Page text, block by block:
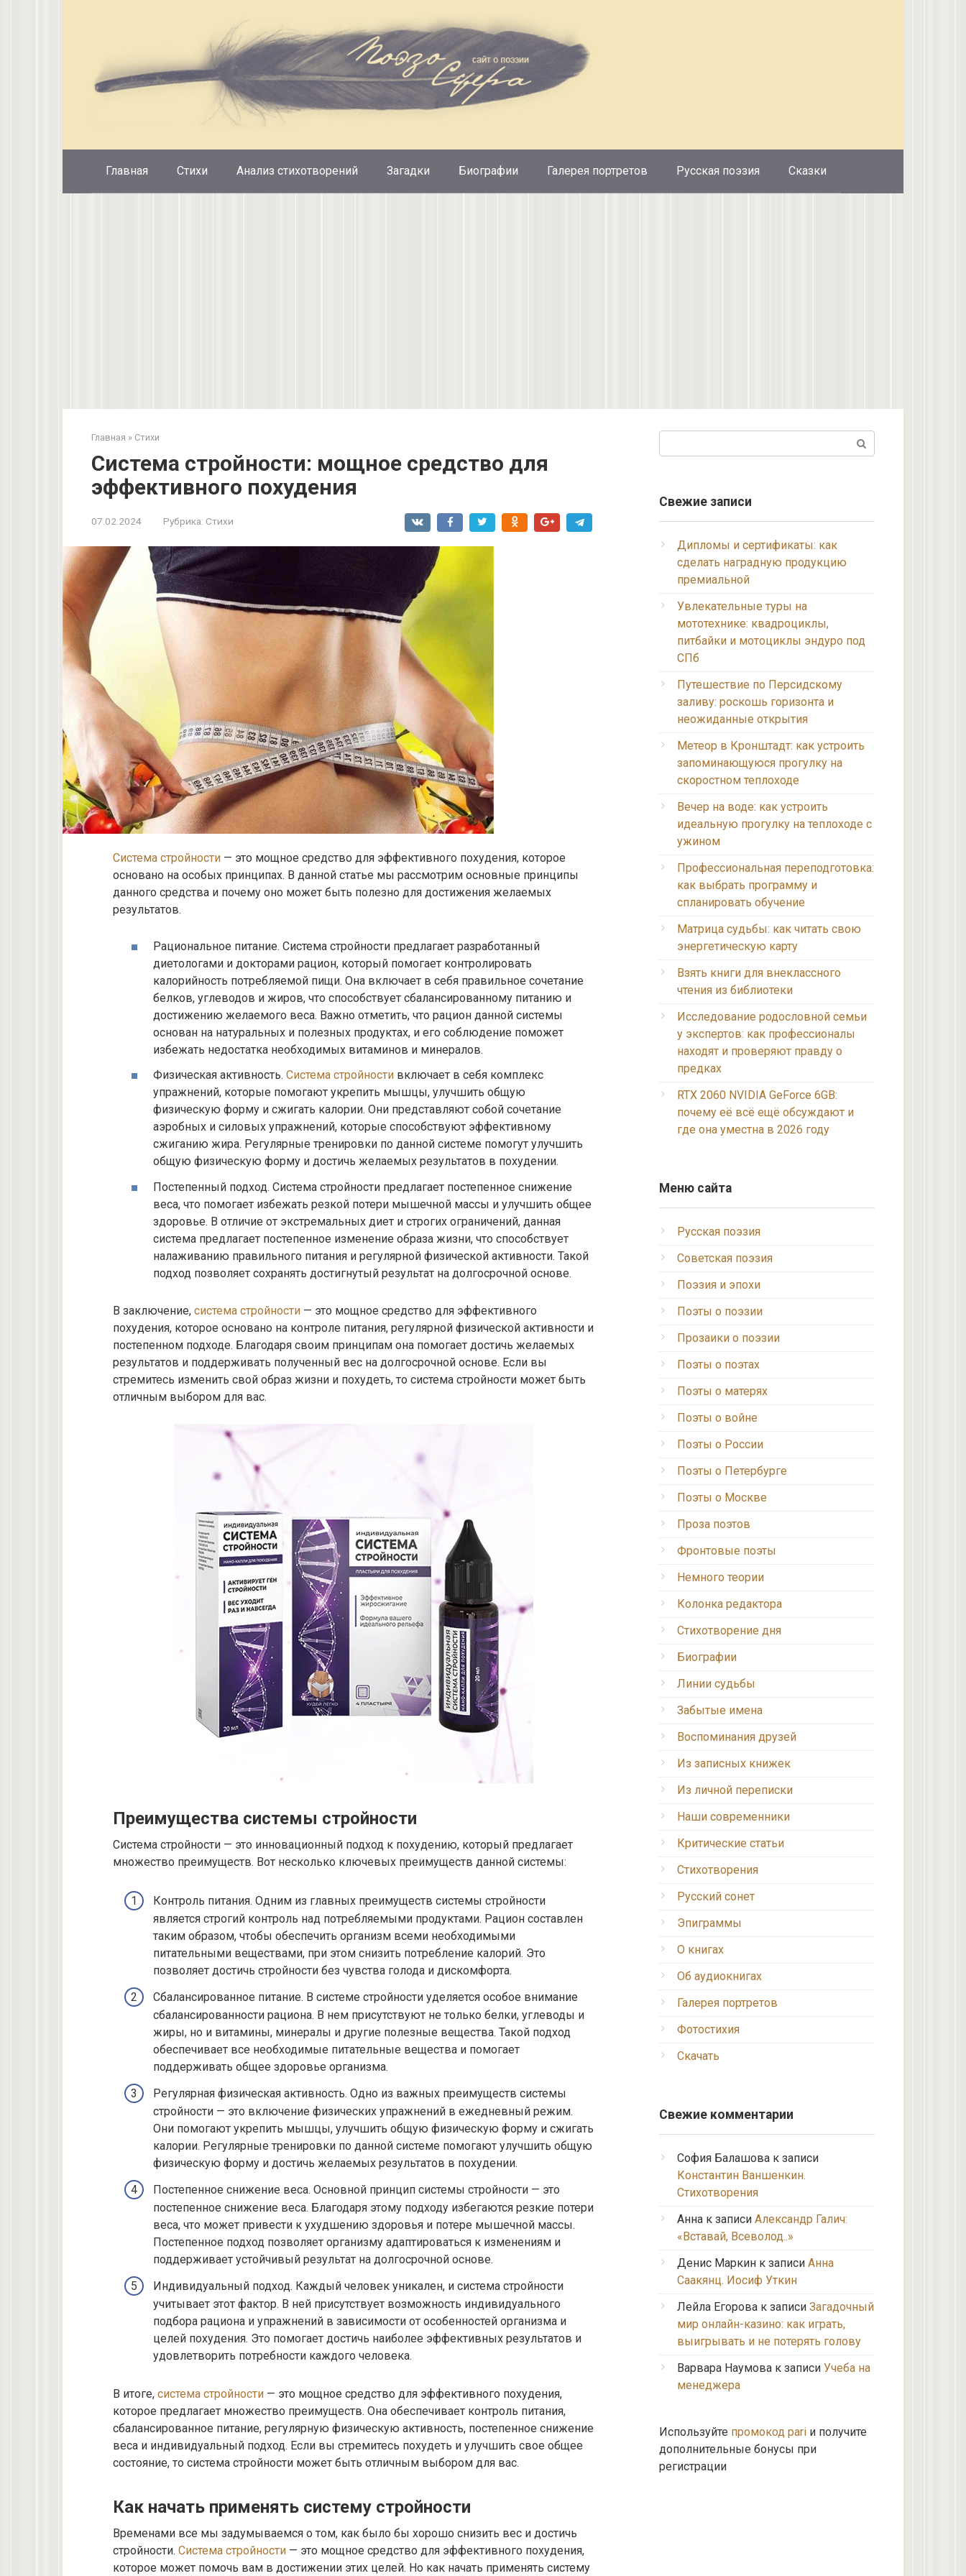
Главная Стихи Анализ стихотворений Загадки Биографии Галерея портретов Русская поэзия Сказки
Главная » Стихи
Система стройности: мощное средство для
эффективного похудения
07.02.2024 Рубрика: Стихи
Система стройности — это мощное средство для эффективного похудения, которое
основано на особых принципах. В данной статье мы рассмотрим основные принципы
данного средства и почему оно может быть полезно для достижения желаемых
результатов.
Рациональное питание. Система стройности предлагает разработанный
диетологами и докторами рацион, который помогает контролировать
калорийность потребляемой пищи. Она включает в себя правильное сочетание
белков, углеводов и жиров, что способствует сбалансированному питанию и
достижению желаемого веса. Важно отметить, что рацион данной системы
основан на натуральных и полезных продуктах, и его соблюдение поможет
избежать недостатка необходимых витаминов и минералов.
Физическая активность. Система стройности включает в себя комплекс
упражнений, которые помогают укрепить мышцы, улучшить общую
физическую форму и сжигать калории. Они представляют собой сочетание
аэробных и силовых упражнений, которые способствуют эффективному
сжиганию жира. Регулярные тренировки по данной системе помогут улучшить
общую физическую форму и достичь желаемых результатов в похудении.
Постепенный подход. Система стройности предлагает постепенное снижение
веса, что помогает избежать резкой потери мышечной массы и улучшить общее
здоровье. В отличие от экстремальных диет и строгих ограничений, данная
система предлагает постепенное изменение образа жизни, что способствует
налаживанию правильного питания и регулярной физической активности. Такой
подход позволяет сохранять достигнутый результат на долгосрочной основе.
В заключение, система стройности — это мощное средство для эффективного
похудения, которое основано на контроле питания, регулярной физической активности и
постепенном подходе. Благодаря своим принципам она помогает достичь желаемых
результатов и поддерживать полученный вес на долгосрочной основе. Если вы
стремитесь изменить свой образ жизни и похудеть, то система стройности может быть
отличным выбором для вас.
Преимущества системы стройности
Система стройности — это инновационный подход к похудению, который предлагает
множество преимуществ. Вот несколько ключевых преимуществ данной системы:
Контроль питания. Одним из главных преимуществ системы стройности
является строгий контроль над потребляемыми продуктами. Рацион составлен
таким образом, чтобы обеспечить организм всеми необходимыми
питательными веществами, при этом снизить потребление калорий. Это
позволяет достичь стройности без чувства голода и дискомфорта.
Сбалансированное питание. В системе стройности уделяется особое внимание
сбалансированности рациона. В нем присутствуют не только белки, углеводы и
жиры, но и витамины, минералы и другие полезные вещества. Такой подход
обеспечивает все необходимые питательные вещества и помогает
поддерживать общее здоровье организма.
Регулярная физическая активность. Одно из важных преимуществ системы
стройности — это включение физических упражнений в ежедневный режим.
Они помогают укрепить мышцы, улучшить общую физическую форму и сжигать
калории. Регулярные тренировки по данной системе помогают улучшить общую
физическую форму и достичь желаемых результатов в похудении.
Постепенное снижение веса. Основной принцип системы стройности — это
постепенное снижение веса. Благодаря этому подходу избегаются резкие потери
веса, что может привести к ухудшению здоровья и потере мышечной массы.
Постепенное подход позволяет организму адаптироваться к изменениям и
поддерживает устойчивый результат на долгосрочной основе.
Индивидуальный подход. Каждый человек уникален, и система стройности
учитывает этот фактор. В ней присутствует возможность индивидуального
подбора рациона и упражнений в зависимости от особенностей организма и
целей похудения. Это помогает достичь наиболее эффективных результатов и
удовлетворить потребности каждого человека.
В итоге, система стройности — это мощное средство для эффективного похудения,
которое предлагает множество преимуществ. Она обеспечивает контроль питания,
сбалансированное питание, регулярную физическую активность, постепенное снижение
веса и индивидуальный подход. Если вы стремитесь похудеть и улучшить свое общее
состояние, то система стройности может быть отличным выбором для вас.
Как начать применять систему стройности
Временами все мы задумываемся о том, как было бы хорошо снизить вес и достичь
стройности. Система стройности — это мощное средство для эффективного похудения,
которое может помочь вам в достижении этих целей. Но как начать применять систему
Свежие записи
Дипломы и сертификаты: как
сделать наградную продукцию
премиальной
Увлекательные туры на
мототехнике: квадроциклы,
питбайки и мотоциклы эндуро под
СПб
Путешествие по Персидскому
заливу: роскошь горизонта и
неожиданные открытия
Метеор в Кронштадт: как устроить
запоминающуюся прогулку на
скоростном теплоходе
Вечер на воде: как устроить
идеальную прогулку на теплоходе с
ужином
Профессиональная переподготовка:
как выбрать программу и
спланировать обучение
Матрица судьбы: как читать свою
энергетическую карту
Взять книги для внеклассного
чтения из библиотеки
Исследование родословной семьи
у экспертов: как профессионалы
находят и проверяют правду о
предках
RTX 2060 NVIDIA GeForce 6GB:
почему её всё ещё обсуждают и
где она уместна в 2026 году
Меню сайта
Русская поэзия
Советская поэзия
Поэзия и эпохи
Поэты о поэзии
Прозаики о поэзии
Поэты о поэтах
Поэты о матерях
Поэты о войне
Поэты о России
Поэты о Петербурге
Поэты о Москве
Проза поэтов
Фронтовые поэты
Немного теории
Колонка редактора
Стихотворение дня
Биографии
Линии судьбы
Забытые имена
Воспоминания друзей
Из записных книжек
Из личной переписки
Наши современники
Критические статьи
Стихотворения
Русский сонет
Эпиграммы
О книгах
Об аудиокнигах
Галерея портретов
Фотостихия
Скачать
Свежие комментарии
София Балашова к записи
Константин Ваншенкин.
Стихотворения
Анна к записи Александр Галич:
«Вставай, Всеволод..»
Денис Маркин к записи Анна
Саакянц. Иосиф Уткин
Лейла Егорова к записи Загадочный
мир онлайн-казино: как играть,
выигрывать и не потерять голову
Варвара Наумова к записи Учеба на
менеджера
Используйте промокод pari и получите
дополнительные бонусы при
регистрации